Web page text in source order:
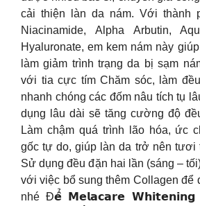
cải thiện làn da nám. Với thành
Niacinamide, Alpha Arbutin,
Hyaluronate, em kem nám này
làm giảm trình trạng da bị sạm
với tia cực tím Chăm sóc, làm
nhanh chóng các đốm nâu tích tụ
dụng lâu dài sẽ tăng cường độ
Làm chậm quá trình lão hóa, ức
gốc tự do, giúp làn da trở nên tươi
Sử dụng đều đặn hai lần (sáng –
với việc bổ sung thêm Collagen để
nhé Đ𝗲̂̉ 𝗠𝗲𝗹𝗮𝗰𝗮𝗿𝗲